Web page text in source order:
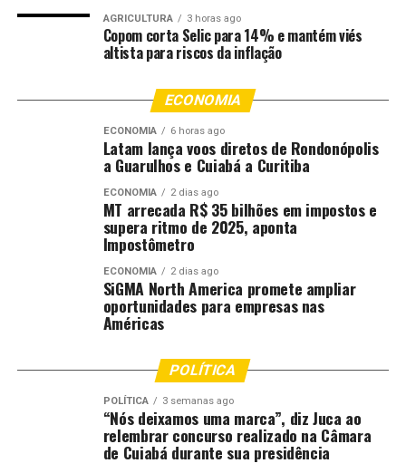
AGRICULTURA 3 horas ago
Copom corta Selic para 14% e mantém viés
altista para riscos da inflação
ECONOMIA
ECONOMIA 6 horas ago
Latam lança voos diretos de Rondonópolis
a Guarulhos e Cuiabá a Curitiba
ECONOMIA 2 dias ago
MT arrecada R$ 35 bilhões em impostos e
supera ritmo de 2025, aponta
Impostômetro
ECONOMIA 2 dias ago
SiGMA North America promete ampliar
oportunidades para empresas nas
Américas
POLÍTICA
POLÍTICA 3 semanas ago
“Nós deixamos uma marca”, diz Juca ao
relembrar concurso realizado na Câmara
de Cuiabá durante sua presidência